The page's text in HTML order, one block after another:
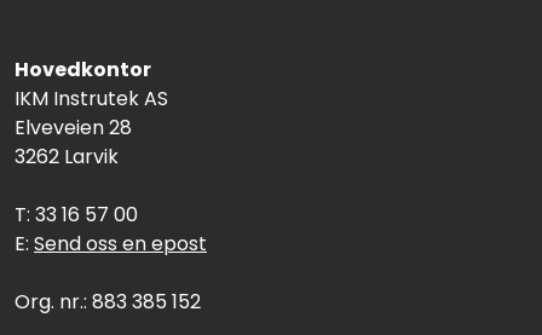
Hovedkontor
IKM Instrutek AS
Elveveien 28
3262 Larvik
T: 33 16 57 00
E: Send oss en epost
Org. nr.: 883 385 152